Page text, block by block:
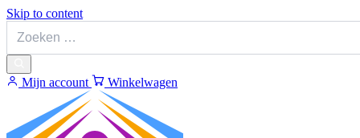
Skip to content
Mijn account Winkelwagen